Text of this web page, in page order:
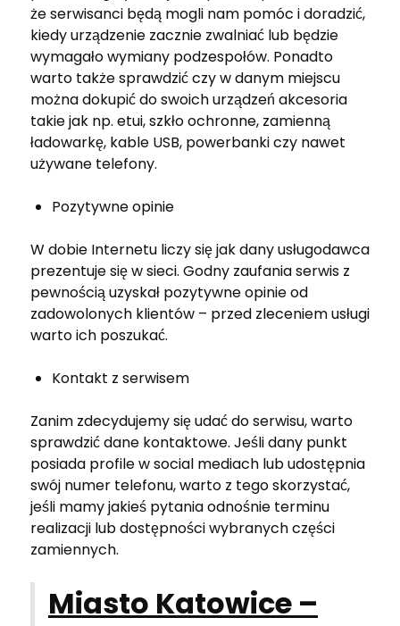
że serwisanci będą mogli nam pomóc i doradzić,
kiedy urządzenie zacznie zwalniać lub będzie
wymagało wymiany podzespołów. Ponadto
warto także sprawdzić czy w danym miejscu
można dokupić do swoich urządzeń akcesoria
takie jak np. etui, szkło ochronne, zamienną
ładowarkę, kable USB, powerbanki czy nawet
używane telefony.
Pozytywne opinie
W dobie Internetu liczy się jak dany usługodawca
prezentuje się w sieci. Godny zaufania serwis z
pewnością uzyskał pozytywne opinie od
zadowolonych klientów – przed zleceniem usługi
warto ich poszukać.
Kontakt z serwisem
Zanim zdecydujemy się udać do serwisu, warto
sprawdzić dane kontaktowe. Jeśli dany punkt
posiada profile w social mediach lub udostępnia
swój numer telefonu, warto z tego skorzystać,
jeśli mamy jakieś pytania odnośnie terminu
realizacji lub dostępności wybranych części
zamiennych.
Miasto Katowice –